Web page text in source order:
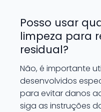
Posso usar
limpeza para
residual?
Não, é importante
desenvolvidos
para evitar danos
siga as instruções